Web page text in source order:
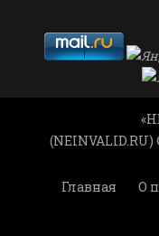
(NEINVALID.RU)
Главная О